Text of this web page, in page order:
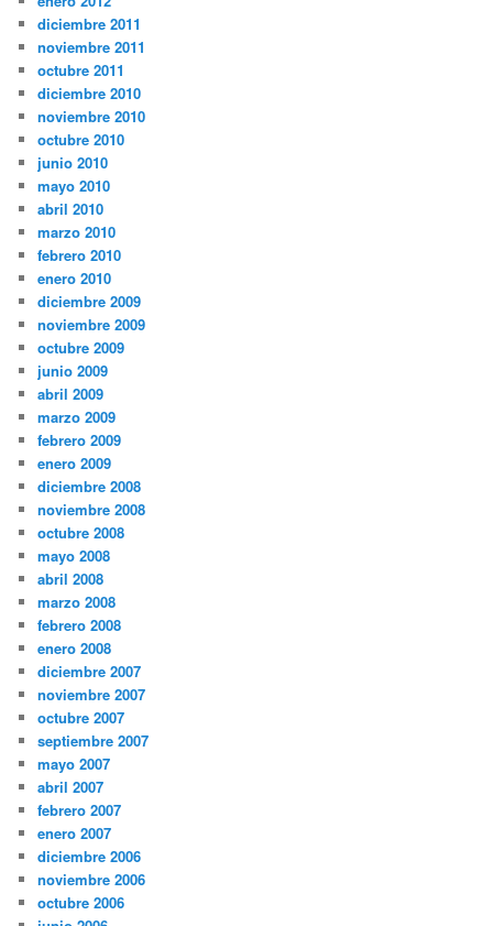
diciembre 2011
noviembre 2011
octubre 2011
diciembre 2010
noviembre 2010
octubre 2010
junio 2010
mayo 2010
abril 2010
marzo 2010
febrero 2010
enero 2010
diciembre 2009
noviembre 2009
octubre 2009
junio 2009
abril 2009
marzo 2009
febrero 2009
enero 2009
diciembre 2008
noviembre 2008
octubre 2008
mayo 2008
abril 2008
marzo 2008
febrero 2008
enero 2008
diciembre 2007
noviembre 2007
octubre 2007
septiembre 2007
mayo 2007
abril 2007
febrero 2007
enero 2007
diciembre 2006
noviembre 2006
octubre 2006